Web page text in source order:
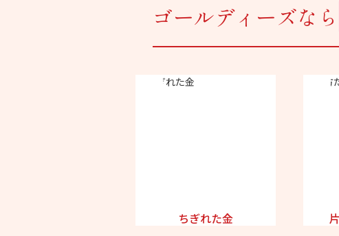
ゴールディーズなら
ちぎれた金